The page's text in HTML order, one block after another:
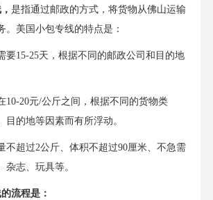
是指通过邮政的方式，将货物从佛山运输
。美国小包专线的特点是：
要15-25天，根据不同的邮政公司和目的地
10-20元/公斤之间，根据不同的货物类
目的地等因素而有所浮动。
不超过2公斤、体积不超过90厘米、不急需
杂志、玩具等。
流程是：